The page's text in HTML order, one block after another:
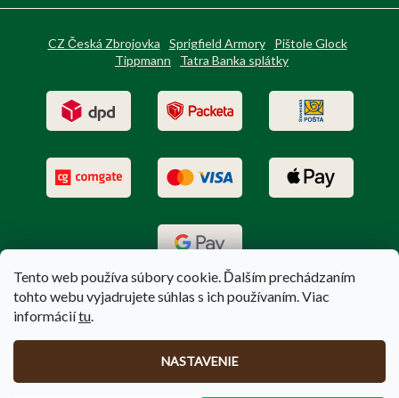
Tento web používa súbory cookie. Ďalším prechádzaním
tohto webu vyjadrujete súhlas s ich používaním. Viac
informáciítu.
NASTAVENIE
CZ Česká Zbrojovka Sprigfield Armory
Pištole Glock
Tippmann
Tatra Banka splátky